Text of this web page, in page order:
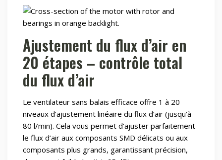
Ajustement du flux d’air en
20 étapes – contrôle total
du flux d’air
Le ventilateur sans balais efficace offre 1 à 20
niveaux d’ajustement linéaire du flux d’air (jusqu’à
80 l/min). Cela vous permet d’ajuster parfaitement
le flux d’air aux composants SMD délicats ou aux
composants plus grands, garantissant précision,